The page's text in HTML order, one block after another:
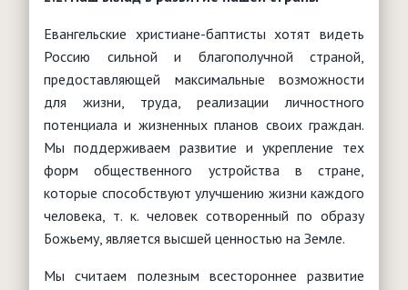
Евангельские христиане-баптисты хотят видеть
Россию сильной и благополучной страной,
предоставляющей максимальные возможности
для жизни, труда, реализации личностного
потенциала и жизненных планов своих граждан.
Мы поддерживаем развитие и укрепление тех
форм общественного устройства в стране,
которые способствуют улучшению жизни каждого
человека, т. к. человек сотворенный по образу
Божьему, является высшей ценностью на Земле.
Мы считаем полезным всестороннее развитие